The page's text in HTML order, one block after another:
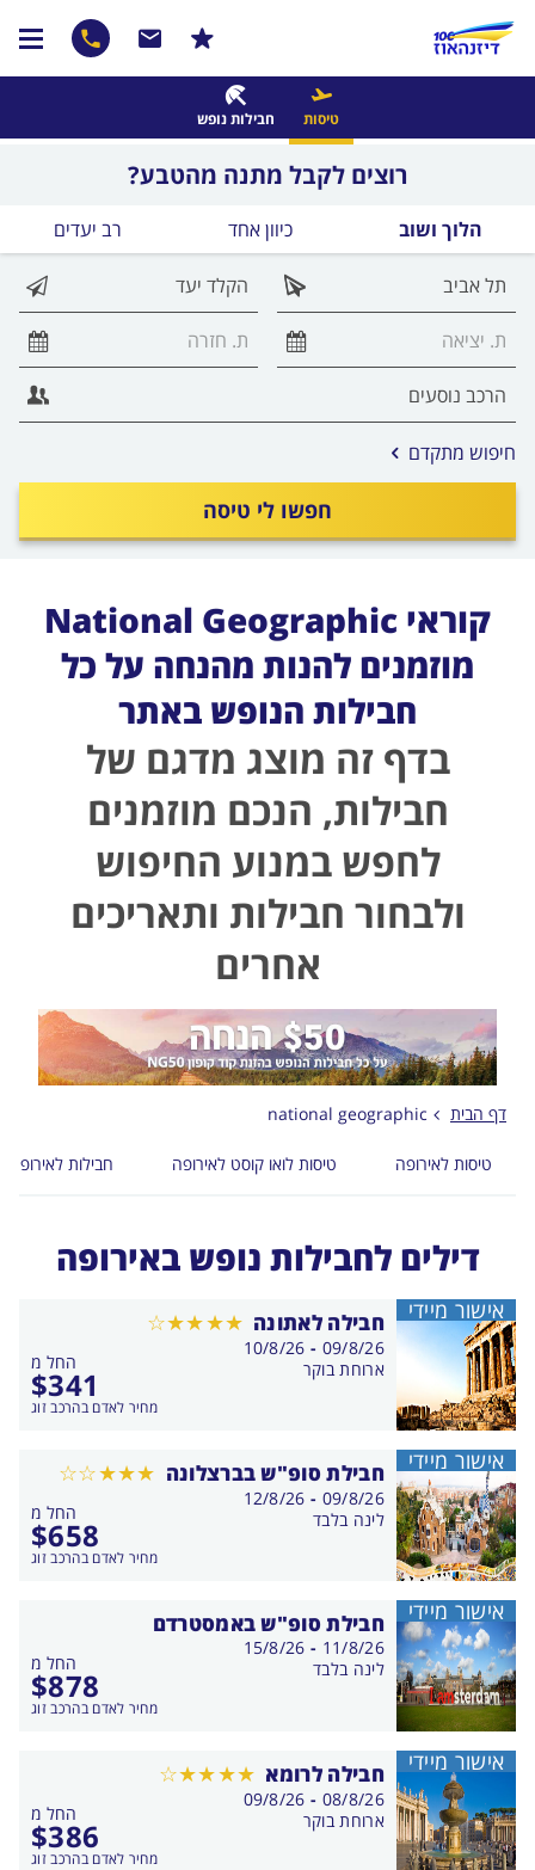
טיסות חבילות נופש
רוצים לקבל מתנה מהטבע?
הלוך ושוב כיוון אחד רב יעדים
חפשו לי טיסה
חיפוש מתקדם אפשרויות
החיפוש
לפני
קוראי National Geographic
מוזמנים להנות מהנחה על כל
חבילות הנופש באתר
בדף זה מוצג מדגם של
חבילות, הנכם מוזמנים
לחפש במנוע החיפוש
ולבחור חבילות ותאריכים
אחרים
דף הבית national geographic
טיסות לאירופה טיסות לואו קוסט לאירופה חבילות לאירופה
דילים לחבילות נופש באירופה
חבילה לאתונה
החל מ
$341
מחיר לאדם בהרכב זוג
בין
התאריכים,
09/8/26
-
10/8/26
ארוחת בוקר
אישור מיידי
חבילת סופ"ש בברצלונה
החל מ
$658
מחיר לאדם בהרכב זוג
בין
התאריכים,
09/8/26
-
12/8/26
לינה בלבד
אישור מיידי
חבילת סופ"ש באמסטרדם
החל מ
$878
מחיר לאדם בהרכב זוג
בין
התאריכים,
11/8/26
-
15/8/26
לינה בלבד
אישור מיידי
חבילה לרומא
החל מ
$386
מחיר לאדם בהרכב זוג
בין
התאריכים,
08/8/26
-
09/8/26
ארוחת בוקר
אישור מיידי